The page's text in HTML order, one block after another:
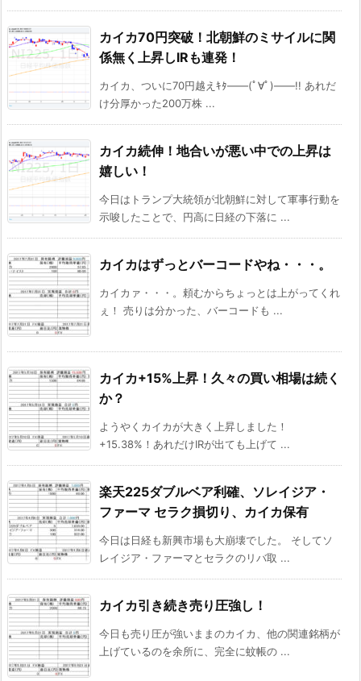
カイカ70円突破！北朝鮮のミサイルに関
係無く上昇しIRも連発！
カイカ、ついに70円越えｷﾀ――(ﾟ∀ﾟ)――!! あれだ
け分厚かった200万株 ...
カイカ続伸！地合いが悪い中での上昇は
嬉しい！
今日はトランプ大統領が北朝鮮に対して軍事行動を
示唆したことで、円高に日経の下落に ...
カイカはずっとバーコードやね・・・。
カイカァ・・・。頼むからちょっとは上がってくれ
ぇ！ 売りは分かった、バーコードも ...
カイカ+15%上昇！久々の買い相場は続く
か？
ようやくカイカが大きく上昇しました！
+15.38%！あれだけIRが出ても上げて ...
楽天225ダブルベア利確、ソレイジア・
ファーマ セラク損切り、カイカ保有
今日は日経も新興市場も大崩壊でした。 そしてソ
レイジア・ファーマとセラクのリバ取 ...
カイカ引き続き売り圧強し！
今日も売り圧が強いままのカイカ、他の関連銘柄が
上げているのを余所に、完全に蚊帳の ...